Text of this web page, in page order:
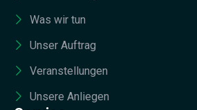
Was wir tun
Unser Auftrag
Veranstellungen
Unsere Anliegen